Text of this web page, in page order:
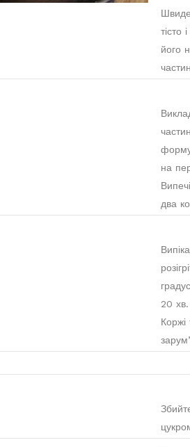
тісто
його
на
два
20
Коржі